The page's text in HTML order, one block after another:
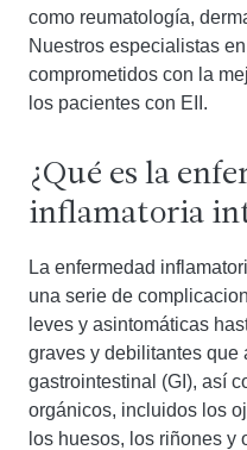
como reumatología,
Nuestros especialistas
comprometidos con la
los pacientes con EII.
¿Qué es la
inflamatoria
La enfermedad
una serie de
leves y asintomáticas
graves y debilitantes que
gastrointestinal (GI), así
orgánicos, incluidos los
los huesos, los riñones y